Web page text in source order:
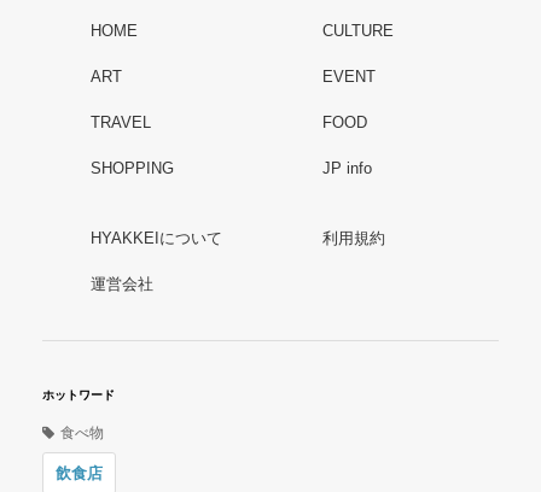
HOME CULTURE
ART EVENT
TRAVEL FOOD
SHOPPING JP info
HYAKKEIについて 利用規約
運営会社
ホットワード
食べ物
飲食店